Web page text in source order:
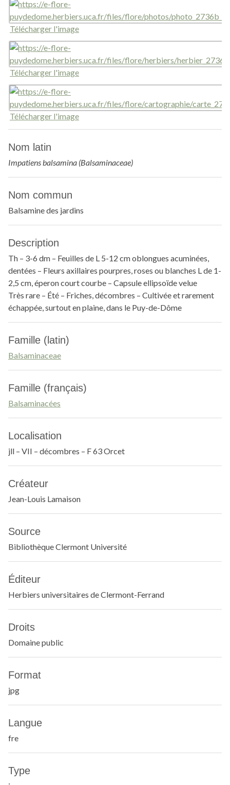
Télécharger l'image
Télécharger l'image
Télécharger l'image
Nom latin
Impatiens balsamina (Balsaminaceae)
Nom commun
Balsamine des jardins
Description
Th – 3-6 dm – Feuilles de L 5-12 cm oblongues acuminées,
dentées – Fleurs axillaires pourpres, roses ou blanches L de 1-
2,5 cm, éperon court courbe – Capsule ellipsoïde velue
Très rare – Été – Friches, décombres – Cultivée et rarement
échappée, surtout en plaine, dans le Puy-de-Dôme
Famille (latin)
Balsaminaceae
Famille (français)
Balsaminacées
Localisation
jll – VII – décombres – F 63 Orcet
Créateur
Jean-Louis Lamaison
Source
Bibliothèque Clermont Université
Éditeur
Herbiers universitaires de Clermont-Ferrand
Droits
Domaine public
Format
jpg
Langue
fre
Type